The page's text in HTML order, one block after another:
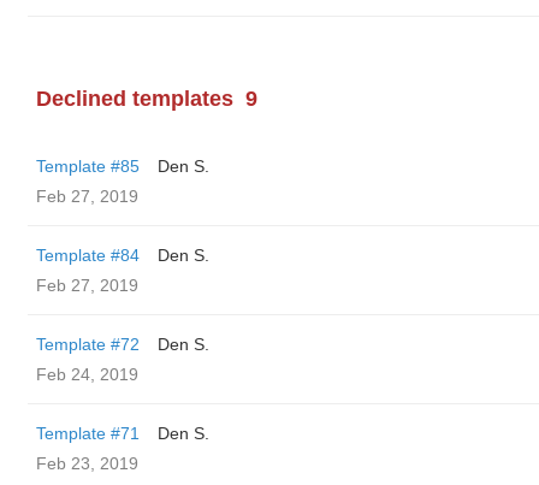
Declined templates 9
Template #85
Den S.
Feb 27, 2019
Template #84
Den S.
Feb 27, 2019
Template #72
Den S.
Feb 24, 2019
Template #71
Den S.
Feb 23, 2019